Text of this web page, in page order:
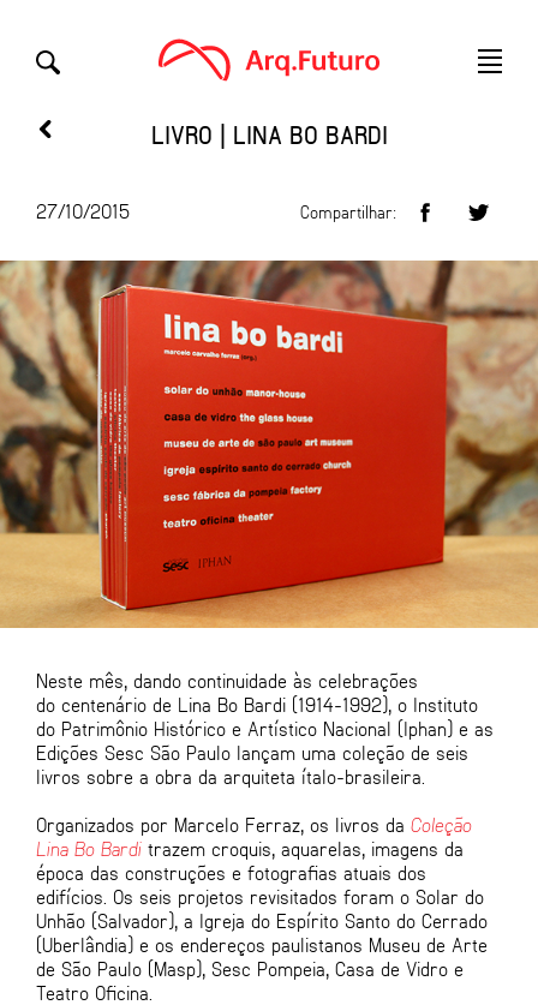
LIVRO | LINA BO BARDI
27/10/2015 Compartilhar:
Neste mês, dando continuidade às celebrações
do centenário de Lina Bo Bardi (1914-1992), o Instituto
do Patrimônio Histórico e Artístico Nacional (Iphan) e as
Edições Sesc São Paulo lançam uma coleção de seis
livros sobre a obra da arquiteta ítalo-brasileira.
Organizados por Marcelo Ferraz, os livros da Coleção
Lina Bo Bardi trazem croquis, aquarelas, imagens da
época das construções e fotografias atuais dos
edifícios. Os seis projetos revisitados foram o Solar do
Unhão (Salvador), a Igreja do Espírito Santo do Cerrado
(Uberlândia) e os endereços paulistanos Museu de Arte
de São Paulo (Masp), Sesc Pompeia, Casa de Vidro e
Teatro Oficina.